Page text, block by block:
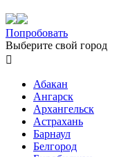
Попробовать
Выберите свой город

Абакан
Ангарск
Архангельск
Астрахань
Барнаул
Белгород